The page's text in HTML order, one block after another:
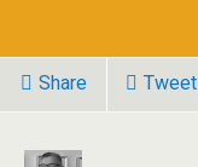
Share Tweet